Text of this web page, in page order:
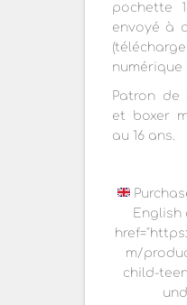
pochette
envoyé à
numérique
Patron de
et boxer
au 16 ans.
English
m/
child-